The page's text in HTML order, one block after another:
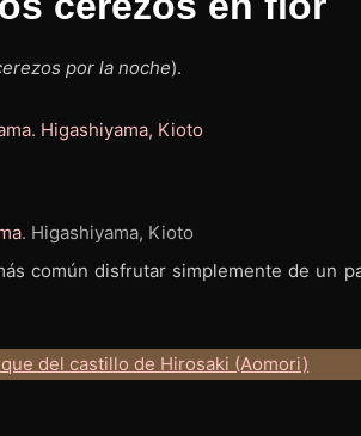
por la noche).
. Higashiyama, Kioto
común disfrutar simplemente de un